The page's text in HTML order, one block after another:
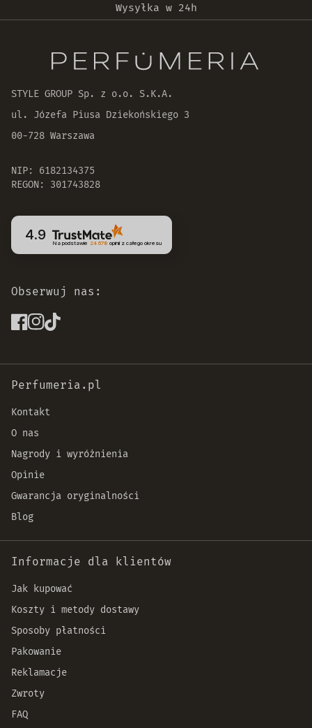
Wysyłka w 24h
30 dni na zwrot zamówienia
STYLE GROUP Sp. z o.o. S.K.A.
ul. Józefa Piusa Dziekońskiego 3
00-728 Warszawa
NIP: 6182134375
REGON: 301743828
4.9
Na podstawie 24 678 opinii z całego okresu
Obserwuj nas:
Perfumeria.pl
Kontakt
O nas
Nagrody i wyróżnienia
Opinie
Gwarancja oryginalności
Blog
Informacje dla klientów
Jak kupować
Koszty i metody dostawy
Sposoby płatności
Pakowanie
Reklamacje
Zwroty
FAQ